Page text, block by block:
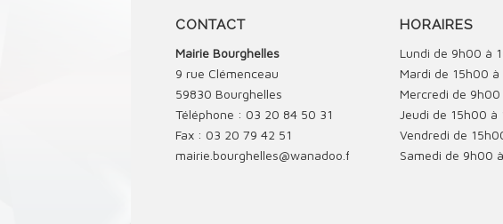
CONTACT
Mairie Bourghelles
9 rue Clémenceau
59830 Bourghelles
Téléphone : 03 20 84 50 31
Fax : 03 20 79 42 51
mairie.bourghelles@wanadoo.fr
HORAIRES
Lundi de 9h00 à
Mardi de 15h00 à
Mercredi de
Jeudi de 15h00 à
Vendredi de
Samedi de 9h00